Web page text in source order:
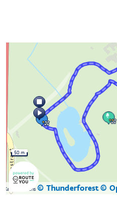
Kaartgegevens © Thunderforest©
50 m